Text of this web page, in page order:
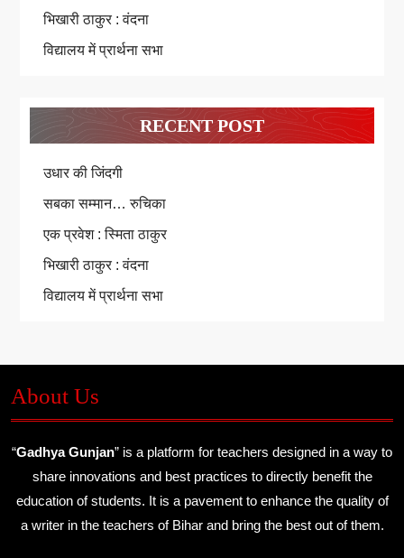
भिखारी ठाकुर : वंदना
विद्यालय में प्रार्थना सभा
RECENT POST
उधार की जिंदगी
सबका सम्मान… रुचिका
एक प्रवेश : स्मिता ठाकुर
भिखारी ठाकुर : वंदना
विद्यालय में प्रार्थना सभा
About Us
“Gadhya Gunjan” is a platform for teachers designed in a way to
share innovations and best practices to directly benefit the
education of students. It is a pavement to enhance the quality of
a writer in the teachers of Bihar and bring the best out of them.